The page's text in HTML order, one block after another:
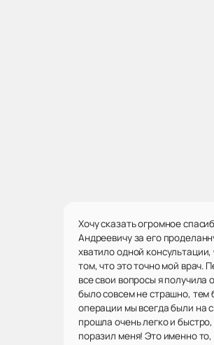
Хочу сказать огромное
Андреевичу за его
хватило одной консультации,
том, что это точно мой врач.
все свои вопросы я получила
было совсем не страшно, тем
операции мы всегда были на
прошла очень легко и
поразил меня! Это именно то,